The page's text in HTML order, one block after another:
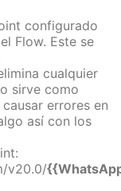
configurado
Flow. Este se
cualquier
sirve como
errores en
así con los
v20.0/